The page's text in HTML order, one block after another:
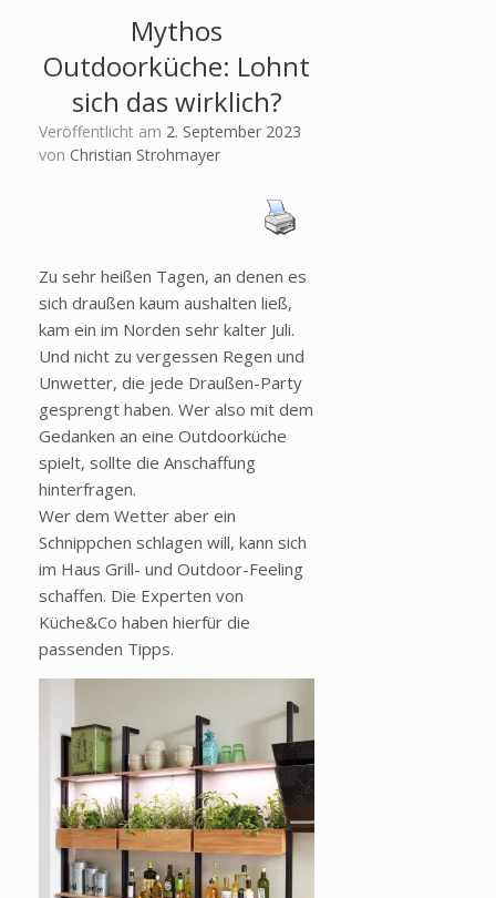
Mythos
Outdoorküche: Lohnt
sich das wirklich?
Veröffentlicht am 2. September 2023
von Christian Strohmayer
Zu sehr heißen Tagen, an denen es
sich draußen kaum aushalten ließ,
kam ein im Norden sehr kalter Juli.
Und nicht zu vergessen Regen und
Unwetter, die jede Draußen-Party
gesprengt haben. Wer also mit dem
Gedanken an eine Outdoorküche
spielt, sollte die Anschaffung
hinterfragen.
Wer dem Wetter aber ein
Schnippchen schlagen will, kann sich
im Haus Grill- und Outdoor-Feeling
schaffen. Die Experten von
Küche&Co haben hierfür die
passenden Tipps.